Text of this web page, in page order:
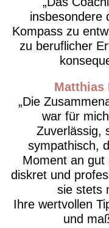
insbesondere
Kompass zu
zu beruflicher
Matthias
Die
war für
Zuverlässig,
sympathisch,
Moment an gut
diskret und
sie stets
Ihre wertvollen
und